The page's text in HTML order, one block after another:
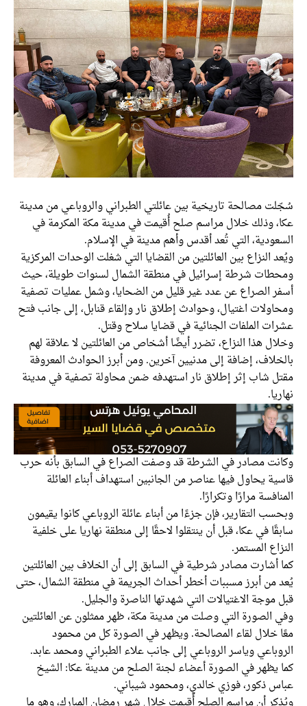
سُجّلت مصالحة تاريخية بين عائلتي الطبراني والروباعي من مدينة
عكا، وذلك خلال مراسم صلح أُقيمت في مدينة مكة المكرمة في
السعودية، التي تُعد أقدس وأهم مدينة في الإسلام.
ويُعد النزاع بين العائلتين من القضايا التي شغلت الوحدات المركزية
ومحطات شرطة إسرائيل في منطقة الشمال لسنوات طويلة، حيث
أسفر الصراع عن عدد غير قليل من الضحايا، وشمل عمليات تصفية
ومحاولات اغتيال، وحوادث إطلاق نار وإلقاء قنابل، إلى جانب فتح
عشرات الملفات الجنائية في قضايا سلاح وقتل.
وخلال هذا النزاع، تضرر أيضًا أشخاص من العائلتين لا علاقة لهم
بالخلاف، إضافة إلى مدنيين آخرين. ومن أبرز الحوادث المعروفة
مقتل شاب إثر إطلاق نار استهدفه ضمن محاولة تصفية في مدينة
نهاريا.
وكانت مصادر في الشرطة قد وصفت الصراع في السابق بأنه حرب
قاسية يحاول فيها عناصر من الجانبين استهداف أبناء العائلة
المنافسة مرارًا وتكرارًا.
وبحسب التقارير، فإن جزءًا من أبناء عائلة الروباعي كانوا يقيمون
سابقًا في عكا، قبل أن ينتقلوا لاحقًا إلى منطقة نهاريا على خلفية
النزاع المستمر.
كما أشارت مصادر شرطية في السابق إلى أن الخلاف بين العائلتين
يُعد من أبرز مسببات أخطر أحداث الجريمة في منطقة الشمال، حتى
قبل موجة الاغتيالات التي شهدتها الناصرة والجليل.
وفي الصورة التي وصلت من مدينة مكة، ظهر ممثلون عن العائلتين
معًا خلال لقاء المصالحة. ويظهر في الصورة كل من محمود
الروباعي وياسر الروباعي إلى جانب علاء الطبراني ومحمد عابد.
كما يظهر في الصورة أعضاء لجنة الصلح من مدينة عكا: الشيخ
عباس ذكور، فوزي خالدي، ومحمود شيباني.